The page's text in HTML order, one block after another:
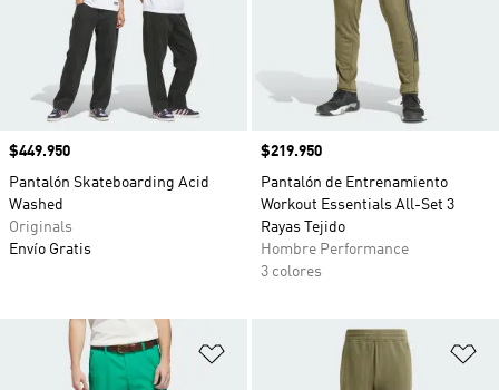
Precio
$449.950
Pantalón Skateboarding Acid
Washed
Originals
Envío Gratis
Precio
$219.950
Pantalón de Entrenamiento
Workout Essentials All-Set 3
Rayas Tejido
Hombre Performance
3 colores
Añadir a la lista de deseos